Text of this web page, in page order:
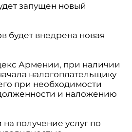
запущен новый
будет внедрена новая
Армении, при наличии
налогоплательщику
при необходимости
и наложению
получение услуг по